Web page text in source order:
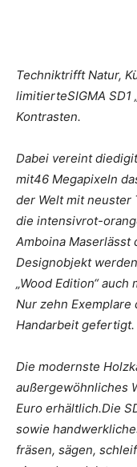
Techniktrifft Natur,
limitierteSIGMA SD1
Kontrasten.
Dabei vereint
mit46 Megapixeln
der Welt mit neuster
die intensivrot-
Amboina Maserlässt
Designobjekt
„Wood Edition“
Nur zehn Exemplare
Handarbeit gefertigt.
Die modernste
außergewöhnliches
Euro erhältlich.Die
sowie
fräsen, sägen,